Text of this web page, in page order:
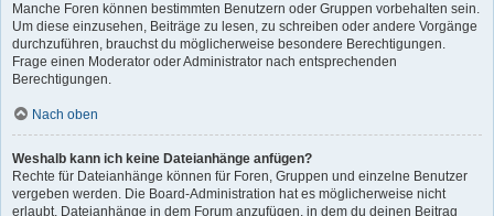
Manche Foren können bestimmten Benutzern oder Gruppen vorbehalten sein.
Um diese einzusehen, Beiträge zu lesen, zu schreiben oder andere Vorgänge
durchzuführen, brauchst du möglicherweise besondere Berechtigungen.
Frage einen Moderator oder Administrator nach entsprechenden
Berechtigungen.
Nach oben
Weshalb kann ich keine Dateianhänge anfügen?
Rechte für Dateianhänge können für Foren, Gruppen und einzelne Benutzer
vergeben werden. Die Board-Administration hat es möglicherweise nicht
erlaubt, Dateianhänge in dem Forum anzufügen, in dem du deinen Beitrag